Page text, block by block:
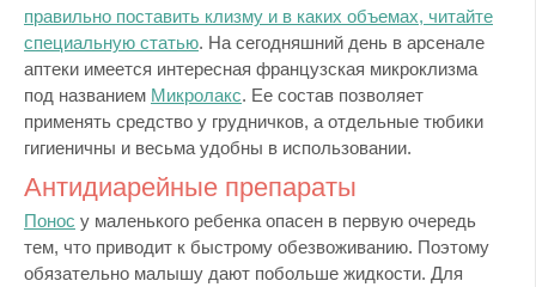
правильно поставить клизму и в каких объемах, читайте
специальную статью. На сегодняшний день в арсенале
аптеки имеется интересная французская микроклизма
под названием Микролакс. Ее состав позволяет
применять средство у грудничков, а отдельные тюбики
гигиеничны и весьма удобны в использовании.
Антидиарейные препараты
Понос у маленького ребенка опасен в первую очередь
тем, что приводит к быстрому обезвоживанию. Поэтому
обязательно малышу дают побольше жидкости. Для